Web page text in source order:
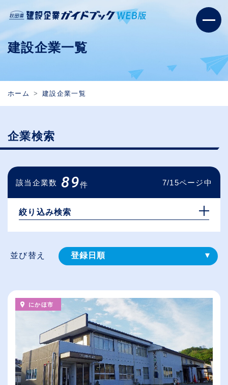
建設企業一覧
ホーム 建設企業一覧
企業検索
該当企業数 89件 7/15ページ中
絞り込み検索
並び替え 登録⽇順
（⾼卒の給与を基準）
従業員が多い順
休日数が多い順
にかほ市